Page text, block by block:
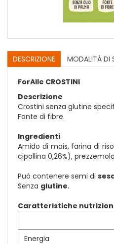
DESCRIZIONE MODALITÀ DI
ForAlle CROSTINI
Descrizione
Crostini senza glutine
Fonte di fibre.
Ingredienti
Amido di mais, farina di
cipollina 0,26%),
Può contenere semi di
Senza glutine.
Caratteristiche
Energia